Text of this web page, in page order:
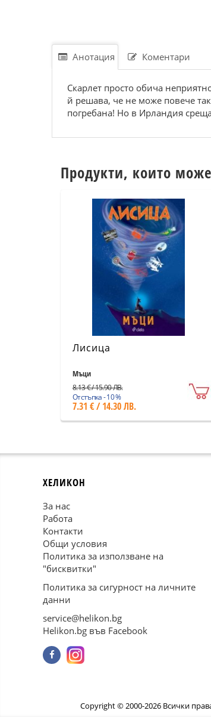
Анотация Коментари
Скарлет просто обича
й решава, че не може повече
погребана! Но в Ирландия
Продукти, които
Лисица
Мъци
8.13 € / 15.90 ЛВ.
Отстъпка - 10 %
7.31 € / 14.30 ЛВ.
ХЕЛИКОН
За нас
Работа
Контакти
Общи условия
Политика за използване на
"бисквитки"
Политика за сигурност на личните
данни
service@helikon.bg
Helikon.bg във Facebook
Copyright © 2000-2026 Всички